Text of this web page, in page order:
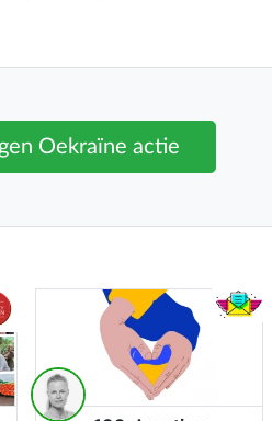
Oekraïne actie